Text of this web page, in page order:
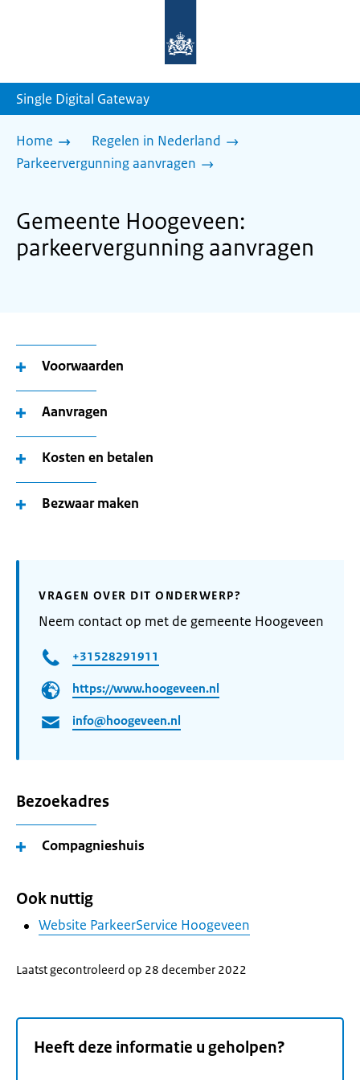
homepage
Single Digital Gateway
Home
Regelen in Nederland
Parkeervergunning aanvragen
Gemeente Hoogeveen:
parkeervergunning aanvragen
Voorwaarden
Aanvragen
Kosten en betalen
Bezwaar maken
VRAGEN OVER DIT ONDERWERP?
Neem contact op met de gemeente Hoogeveen
+31528291911
https://www.hoogeveen.nl
info@hoogeveen.nl
Bezoekadres
Compagnieshuis
Ook nuttig
Website ParkeerService Hoogeveen
Laatst gecontroleerd op 28 december 2022
Heeft deze informatie u geholpen?